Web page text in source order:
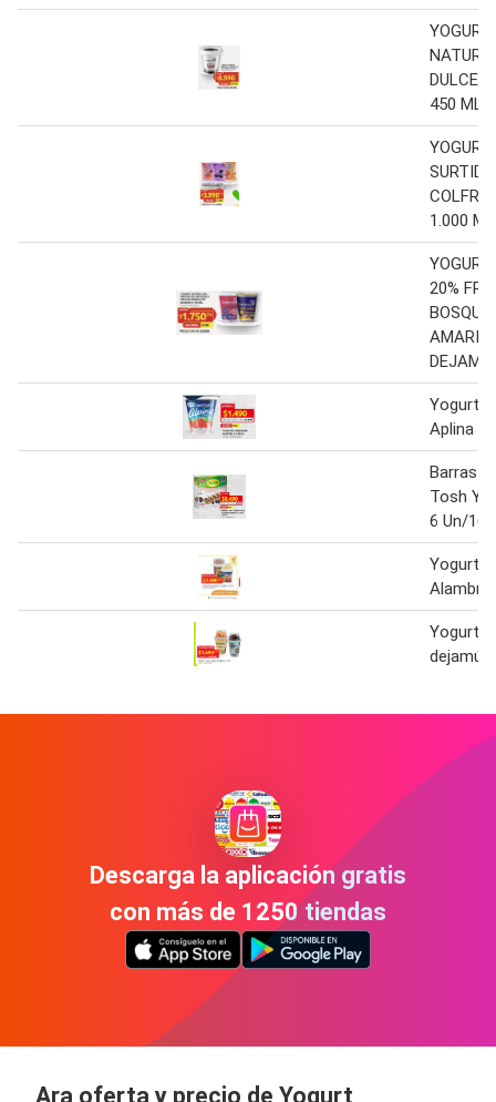
YOGURT
DULCE
450 ML.
SURTIDO
1.000
20%
Yogurt
Aplina
Barras
Tosh
6 Un/
Yogurt
Alambra
Yogurt
dejamú
Descarga la aplicación gratis
con más de 1250 tiendas
Ara oferta y precio de Yogurt